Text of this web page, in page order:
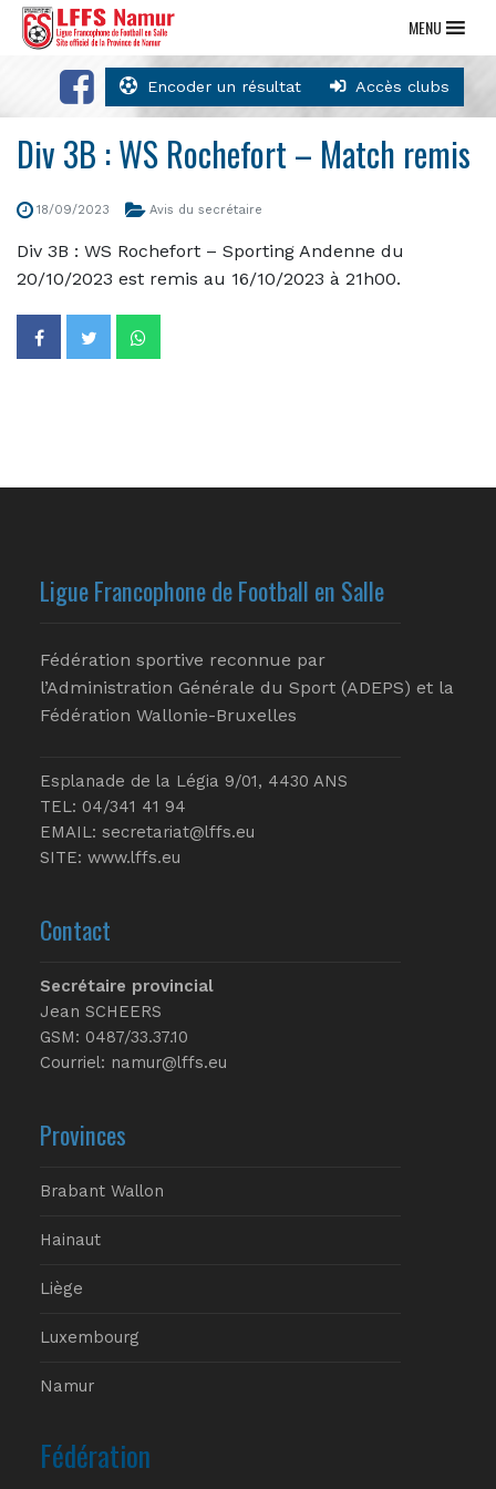
Encoder un résultat Accès clubs
MENU
Div 3B : WS Rochefort – Match remis
18/09/2023 Avis du secrétaire
Div 3B : WS Rochefort – Sporting Andenne du
20/10/2023 est remis au 16/10/2023 à 21h00.
Ligue Francophone de Football en Salle
Fédération sportive reconnue par
l’Administration Générale du Sport (ADEPS) et la
Fédération Wallonie-Bruxelles
Esplanade de la Légia 9/01, 4430 ANS
TEL: 04/341 41 94
EMAIL: secretariat@lffs.eu
SITE: www.lffs.eu
Contact
Secrétaire provincial
Jean SCHEERS
GSM: 0487/33.37.10
Courriel: namur@lffs.eu
Provinces
Brabant Wallon
Hainaut
Liège
Luxembourg
Namur
Fédération